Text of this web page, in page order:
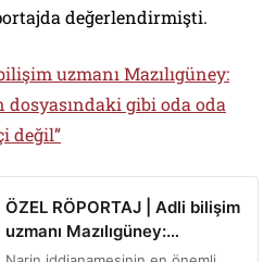
değerlendirmişti.
uzmanı Mazılıgüney:
dosyasındaki gibi oda oda
değil”